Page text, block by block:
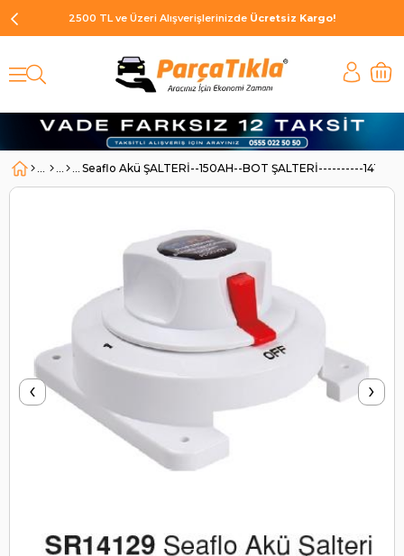
2500 TL ve Üzeri Alışverişlerinizde Ücretsiz Kargo!
Seaflo Akü ŞALTERİ--150AH--BOT ŞALTERİ----------14129 |
‹ ›